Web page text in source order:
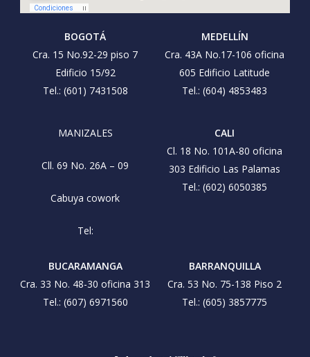
BOGOTÁ
Cra. 15 No.92-29 piso 7
Edificio 15/92
Tel.: (601) 7431508
MEDELLÍN
Cra. 43A No.17-106 oficina
605 Edificio Latitude
Tel.: (604) 4853483
MANIZALES
Cll. 69 No. 26A – 09
Cabuya cowork
Tel:
CALI
Cl. 18 No. 101A-80 oficina
303 Edificio Las Palamas
Tel.: (602) 6050385
BUCARAMANGA
Cra. 33 No. 48-30 oficina 313
Tel.: (607) 6971560
BARRANQUILLA
Cra. 53 No. 75-138 Piso 2
Tel.: (605) 3857775